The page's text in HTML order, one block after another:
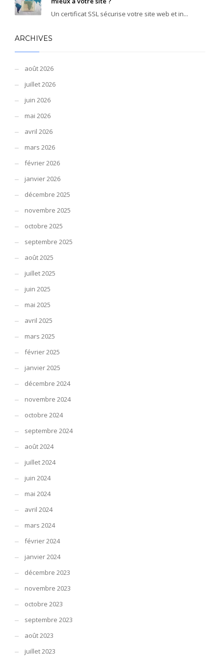
Un certificat SSL sécurise votre site web et in...
ARCHIVES
août 2026
juillet 2026
juin 2026
mai 2026
avril 2026
mars 2026
février 2026
janvier 2026
décembre 2025
novembre 2025
octobre 2025
septembre 2025
août 2025
juillet 2025
juin 2025
mai 2025
avril 2025
mars 2025
février 2025
janvier 2025
décembre 2024
novembre 2024
octobre 2024
septembre 2024
août 2024
juillet 2024
juin 2024
mai 2024
avril 2024
mars 2024
février 2024
janvier 2024
décembre 2023
novembre 2023
octobre 2023
septembre 2023
août 2023
juillet 2023